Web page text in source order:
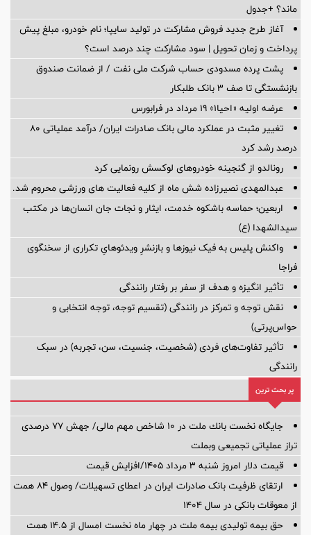
ماند؟ +جدول
آغاز طرح جدید فروش مشارکت در تولید سایپا؛ نام خودرو، مبلغ پیش
پرداخت و زمان تحویل | سود مشارکت چند درصد است؟
پشت پرده‌ مسدودی حساب شرکت ملی نفت / از ضمانت صندوق
بازنشستگی تا صف ۳ بانک طلبکار
عرضه اولیه «احیا۱» ۱۹ مرداد در فرابورس
تغییر مثبت در عملکرد مالی بانک صادرات ایران/ درآمد عملیاتی 80
درصد رشد کرد
رونالدو از گنجینه خودروهای لوکسش رونمایی کرد
عبدالمهدی نصیرزاده شش ماه از کلیه فعالیت های ورزشی محروم شد.
اربعین؛ حماسه باشکوه خدمت، ایثار و نجات جان انسان‌ها در مکتب
سیدالشهدا (ع)
واکنش پلیس به فیک نیوزها و بازنشرِ ویدئوهایِ تکراری از سخنگوی
فراجا
تأثیر انگیزه و هدف از سفر بر رفتار رانندگی
نقش توجه و تمرکز در رانندگی (تقسیم توجه، توجه انتخابی و
حواس‌پرتی)
تأثیر تفاوت‌های فردی (شخصیت، جنسیت، سن، تجربه) در سبک
رانندگی
پر بحث ترین
جایگاه نخست بانك ملت در 10 شاخص مهم مالی/ جهش 77 درصدی
تراز عملیاتی تجمیعی وبملت
قیمت دلار امروز شنبه ۳ مرداد ۱۴۰۵/افزایش قیمت
ارتقای ظرفیت بانک صادرات ایران در اعطای تسهیلات/ وصول ۸۴ همت
از معوقات بانکی در سال ۱۴۰۴
حق بیمه تولیدی بیمه ملت در چهار ماه نخست امسال از 14.5 همت